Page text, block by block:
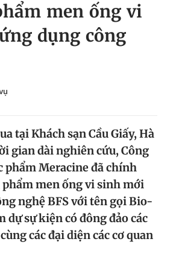
Magazine
Bạn cần biết
Liên hệ quảng cáo
men ống vi
dụng công
tại Khách sạn Cầu Giấy, Hà
gian dài nghiên cứu, Công
phẩm Meracine đã chính
phẩm men ống vi sinh mới
nghệ BFS với tên gọi Bio-
dự sự kiện có đông đảo các
các đại diện các cơ quan